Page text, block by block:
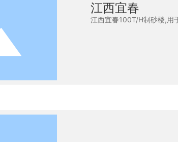
江西宜春
江西宜春100T/H制砂楼,用